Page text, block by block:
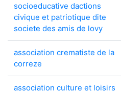
socioeducative dactions
civique et patriotique dite
societe des amis de lovy
association crematiste de la
correze
association culture et loisirs